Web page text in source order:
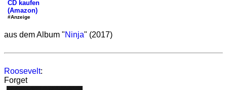
CD kaufen
(Amazon)
#Anzeige
aus dem Album "Ninja" (2017)
Roosevelt:
Forget